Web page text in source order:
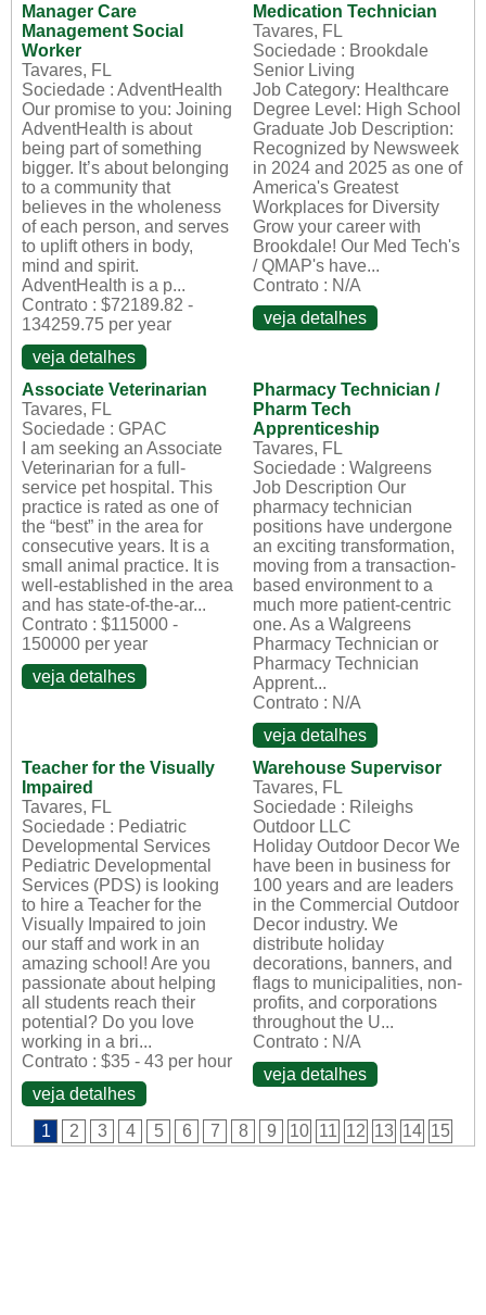
Manager Care
Management Social
Worker
Tavares, FL
Sociedade : AdventHealth
Our promise to you: Joining
AdventHealth is about
being part of something
bigger. It’s about belonging
to a community that
believes in the wholeness
of each person, and serves
to uplift others in body,
mind and spirit.
AdventHealth is a p...
Contrato : $72189.82 -
134259.75 per year
veja detalhes
Medication Technician
Tavares, FL
Sociedade : Brookdale
Senior Living
Job Category: Healthcare
Degree Level: High School
Graduate Job Description:
Recognized by Newsweek
in 2024 and 2025 as one of
America's Greatest
Workplaces for Diversity
Grow your career with
Brookdale! Our Med Tech's
/ QMAP's have...
Contrato : N/A
veja detalhes
Associate Veterinarian
Tavares, FL
Sociedade : GPAC
I am seeking an Associate
Veterinarian for a full-
service pet hospital. This
practice is rated as one of
the “best” in the area for
consecutive years. It is a
small animal practice. It is
well-established in the area
and has state-of-the-ar...
Contrato : $115000 -
150000 per year
veja detalhes
Pharmacy Technician /
Pharm Tech
Apprenticeship
Tavares, FL
Sociedade : Walgreens
Job Description Our
pharmacy technician
positions have undergone
an exciting transformation,
moving from a transaction-
based environment to a
much more patient-centric
one. As a Walgreens
Pharmacy Technician or
Pharmacy Technician
Apprent...
Contrato : N/A
veja detalhes
Teacher for the Visually
Impaired
Tavares, FL
Sociedade : Pediatric
Developmental Services
Pediatric Developmental
Services (PDS) is looking
to hire a Teacher for the
Visually Impaired to join
our staff and work in an
amazing school! Are you
passionate about helping
all students reach their
potential? Do you love
working in a bri...
Contrato : $35 - 43 per hour
veja detalhes
Warehouse Supervisor
Tavares, FL
Sociedade : Rileighs
Outdoor LLC
Holiday Outdoor Decor We
have been in business for
100 years and are leaders
in the Commercial Outdoor
Decor industry. We
distribute holiday
decorations, banners, and
flags to municipalities, non-
profits, and corporations
throughout the U...
Contrato : N/A
veja detalhes
1 2 3 4 5 6 7 8 9 10 11 12 13 14 15